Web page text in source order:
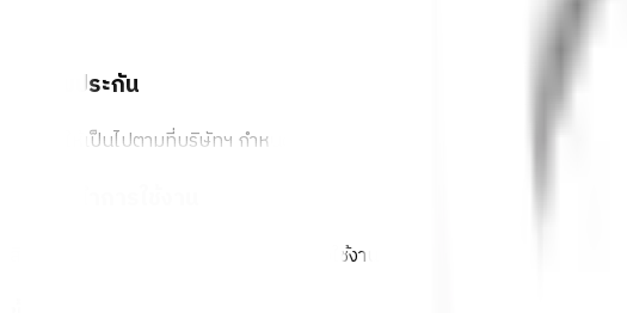
การรับประกัน
เงื่อนไขให้เป็นไปตามที่บริษัทฯ กำหนด
สินค้าเป็นเหล็ก ควรทาสีกันสนิมก่อนติดตั้งใช้งาน